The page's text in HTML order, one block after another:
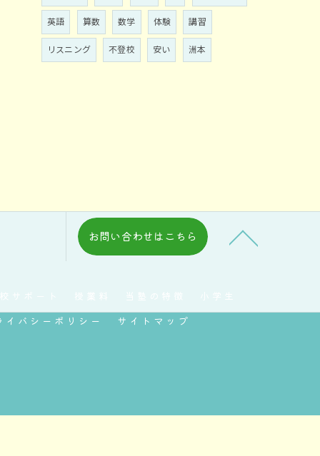
英語 算数 数学 体験 講習
リスニング 不登校 安い 洲本
お問い合わせはこちら
イバシーポリシー サイトマップ